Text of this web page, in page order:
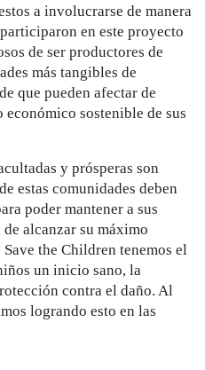
a involucrarse de manera
en este proyecto
de ser productores de
más tangibles de
que pueden afectar de
sostenible de sus
y prósperas son
estas comunidades deben
poder mantener a sus
alcanzar su máximo
the Children tenemos el
un inicio sano, la
contra el daño. Al
logrando esto en las